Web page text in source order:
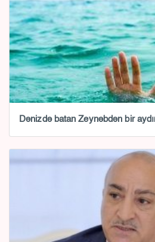
Dənizdə batan Zeynəbdən bir